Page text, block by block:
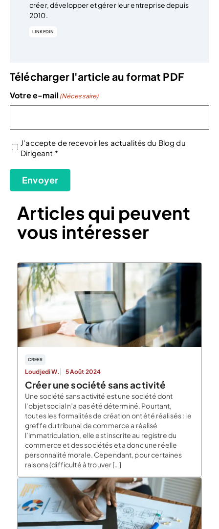
créer, développer et gérer leur entreprise depuis
2010.
LINKEDIN
Télécharger l'article au format PDF
Votre e-mail (Nécessaire)
(Nécessaire)
J'accepte de recevoir les actualités du Blog du
Dirigeant *
Envoyer
Articles qui peuvent
vous intéresser
CREER
Loudjedi W. 5 Août 2024
Créer une société sans activité
Une société sans activité est une société dont
l’objet social n’a pas été déterminé. Pourtant,
toutes les formalités de création ont été réalisés : le
greffe du tribunal de commerce a réalisé
l’immatriculation, elle est inscrite au registre du
commerce et des sociétés et a donc une réelle
personnalité morale. Cependant, pour certaines
raisons (difficulté à trouver […]